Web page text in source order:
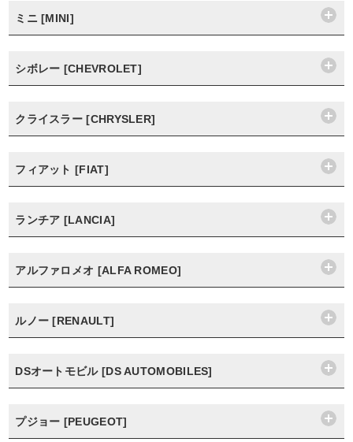
ミニ [MINI]
シボレー [CHEVROLET]
クライスラー [CHRYSLER]
フィアット [FIAT]
ランチア [LANCIA]
アルファロメオ [ALFA ROMEO]
ルノー [RENAULT]
DSオートモビル [DS AUTOMOBILES]
プジョー [PEUGEOT]